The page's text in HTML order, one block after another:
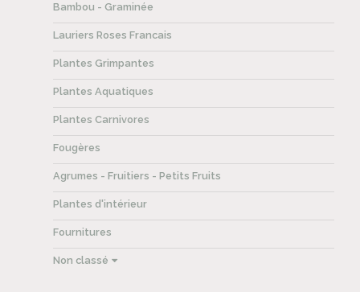
Bambou - Graminée
Lauriers Roses Francais
Plantes Grimpantes
Plantes Aquatiques
Plantes Carnivores
Fougères
Agrumes - Fruitiers - Petits Fruits
Plantes d'intérieur
Fournitures
Non classé